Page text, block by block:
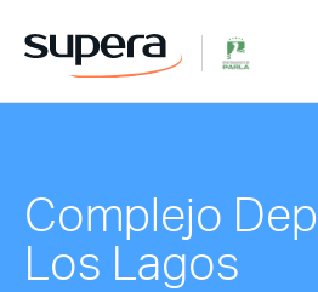
Complejo
Los Lagos